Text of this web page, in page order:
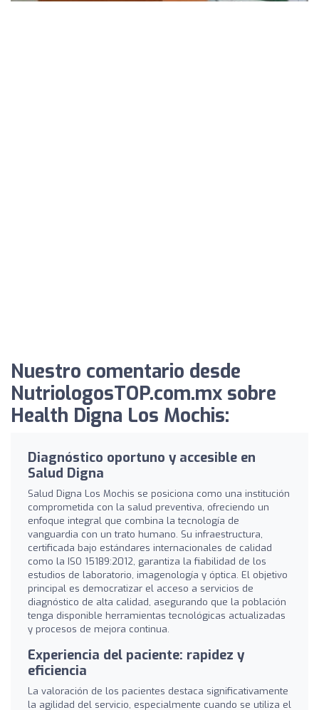
Nuestro comentario desde
NutriologosTOP.com.mx sobre
Health Digna Los Mochis:
Diagnóstico oportuno y accesible en
Salud Digna
Salud Digna Los Mochis se posiciona como una institución
comprometida con la salud preventiva, ofreciendo un
enfoque integral que combina la tecnología de
vanguardia con un trato humano. Su infraestructura,
certificada bajo estándares internacionales de calidad
como la ISO 15189:2012, garantiza la fiabilidad de los
estudios de laboratorio, imagenología y óptica. El objetivo
principal es democratizar el acceso a servicios de
diagnóstico de alta calidad, asegurando que la población
tenga disponible herramientas tecnológicas actualizadas
y procesos de mejora continua.
Experiencia del paciente: rapidez y
eficiencia
La valoración de los pacientes destaca significativamente
la agilidad del servicio, especialmente cuando se utiliza el